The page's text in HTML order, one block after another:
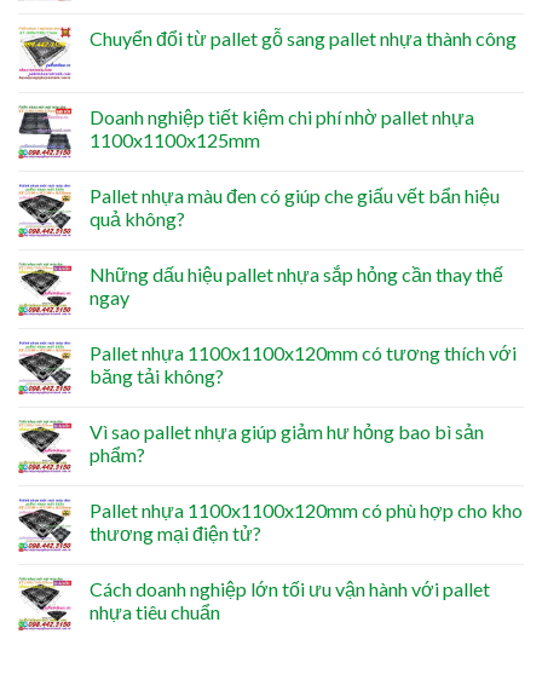
Chuyển đổi từ pallet gỗ sang pallet nhựa thành công
Doanh nghiệp tiết kiệm chi phí nhờ pallet nhựa
1100x1100x125mm
Pallet nhựa màu đen có giúp che giấu vết bẩn hiệu
quả không?
Những dấu hiệu pallet nhựa sắp hỏng cần thay thế
ngay
Pallet nhựa 1100x1100x120mm có tương thích với
băng tải không?
Vì sao pallet nhựa giúp giảm hư hỏng bao bì sản
phẩm?
Pallet nhựa 1100x1100x120mm có phù hợp cho kho
thương mại điện tử?
Cách doanh nghiệp lớn tối ưu vận hành với pallet
nhựa tiêu chuẩn